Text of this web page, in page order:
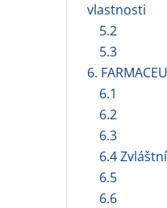
vlastnosti
5.2
5.3
6.
6.1
6.2
6.3
6.4
6.5
6.6